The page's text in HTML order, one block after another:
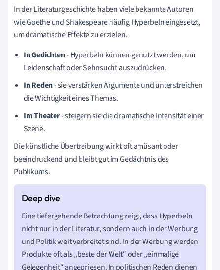
In der Literaturgeschichte haben viele bekannte Autoren
wie Goethe und Shakespeare häufig Hyperbeln eingesetzt,
um dramatische Effekte zu erzielen.
In Gedichten- Hyperbeln können genutzt werden, um
Leidenschaft oder Sehnsucht auszudrücken.
In Reden- sie verstärken Argumente und unterstreichen
die Wichtigkeit eines Themas.
Im Theater- steigern sie die dramatische Intensität einer
Szene.
Die künstliche Übertreibung wirkt oft amüsant oder
beeindruckend und bleibt gut im Gedächtnis des
Publikums.
Eine tiefergehende Betrachtung zeigt, dass Hyperbeln
nicht nur in der Literatur, sondern auch in der Werbung
und Politik weit verbreitet sind. In der Werbung werden
Produkte oft als „beste der Welt“ oder „einmalige
Gelegenheit“ angepriesen. In politischen Reden dienen